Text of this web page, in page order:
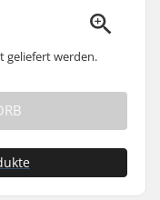
geliefert werden.